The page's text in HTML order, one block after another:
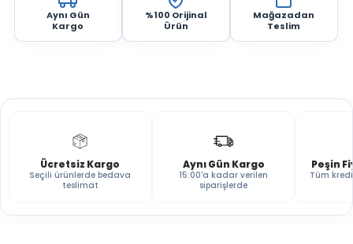
Aynı Gün
Kargo
%100 Orijinal
Ürün
Mağazadan
Teslim
Ücretsiz Kargo
Seçili ürünlerde bedava
teslimat
Aynı Gün Kargo
15:00'a kadar verilen
siparişlerde
Peşin
Tüm